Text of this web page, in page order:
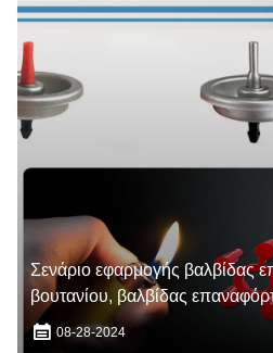
Σενάριο εφαρμογής βαλβίδας
βουτανίου, βαλβίδας
ελαφρύτερο κάλυμμα
08-28-2024